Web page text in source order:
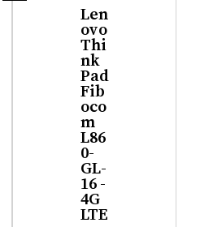
Len
ovo
Thi
nk
Pad
Fib
oco
m
L86
0-
GL-
16 -
4G
LTE